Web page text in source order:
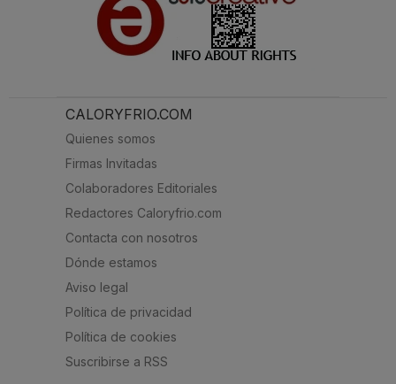
CALORYFRIO.COM
Quienes somos
Firmas Invitadas
Colaboradores Editoriales
Redactores Caloryfrio.com
Contacta con nosotros
Dónde estamos
Aviso legal
Política de privacidad
Política de cookies
Suscribirse a RSS